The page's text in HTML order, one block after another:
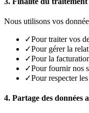
Nous utilisons vos
✓Pour traiter vos
✓Pour gérer la
✓Pour la
✓Pour fournir nos
✓Pour respecter
4. Partage des données